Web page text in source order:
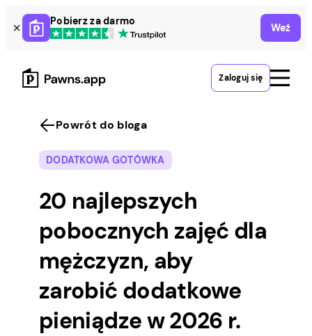
Skip
to
content
Pobierz za darmo
Weź
Zaloguj się
Powrót do bloga
DODATKOWA GOTÓWKA
20 najlepszych
pobocznych zajęć dla
mężczyzn, aby
zarobić dodatkowe
pieniądze w 2026 r.